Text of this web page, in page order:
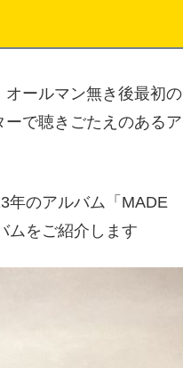
ールマン無き後最初の
で聴きごたえのあるア
年のアルバム「MADE
ムをご紹介します